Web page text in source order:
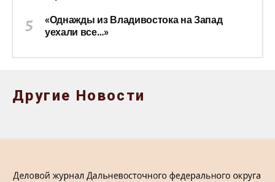
«Однажды из Владивостока на Запад
уехали все…»
Другие Новости